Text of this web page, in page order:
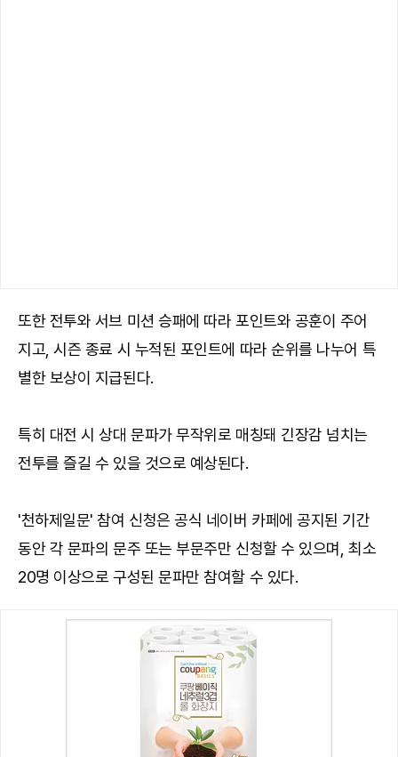
또한 전투와 서브 미션 승패에 따라 포인트와 공훈이 주어
지고, 시즌 종료 시 누적된 포인트에 따라 순위를 나누어 특
별한 보상이 지급된다.
특히 대전 시 상대 문파가 무작위로 매칭돼 긴장감 넘치는
전투를 즐길 수 있을 것으로 예상된다.
'천하제일문' 참여 신청은 공식 네이버 카페에 공지된 기간
동안 각 문파의 문주 또는 부문주만 신청할 수 있으며, 최소
20명 이상으로 구성된 문파만 참여할 수 있다.